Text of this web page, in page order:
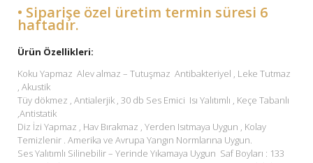
• Siparişe özel üretim termin süresi 6
haftadır.
Ürün Özellikleri:
Koku Yapmaz Alev almaz – Tutuşmaz Antibakteriyel , Leke Tutmaz
, Akustik
Tüy dökmez , Antialerjik , 30 db Ses Emici Isı Yalıtımlı , Keçe Tabanlı
,Antistatik
Diz İzi Yapmaz , Hav Bırakmaz , Yerden Isıtmaya Uygun , Kolay
Temizlenir . Amerika ve Avrupa Yangın Normlarına Uygun.
Ses Yalıtımlı Silinebilir – Yerinde Yıkamaya Uygun Saf Boyları : 133